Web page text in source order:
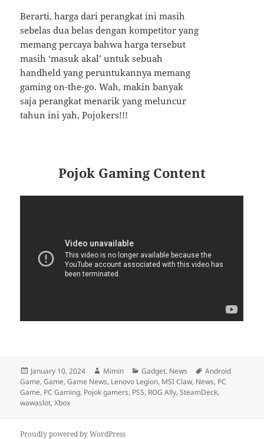
Berarti, harga dari perangkat ini masih
sebelas dua belas dengan kompetitor yang
memang percaya bahwa harga tersebut
masih ‘masuk akal’ untuk sebuah
handheld yang peruntukannya memang
gaming on-the-go. Wah, makin banyak
saja perangkat menarik yang meluncur
tahun ini yah, Pojokers!!!
Pojok Gaming Content
Posted
on
January 10, 2024 Author
Mimin Categories
Gadget, News Tags
Android
Game,Game,Game News, Lenovo Legion, MSI Claw, News, PC
Game, PC Gaming, Pojok gamers, PS5, ROG Ally,SteamDeck,
wawaslot,Xbox
Proudly powered by WordPress